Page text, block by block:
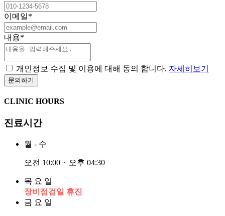
이메일*
내용*
개인정보 수집 및 이용에 대해 동의 합니다. 자세히보기
CLINIC HOURS
진료시간
월 - 수
오전 10:00 ~ 오후 04:30
목 요 일
장비점검일 휴진
금 요 일